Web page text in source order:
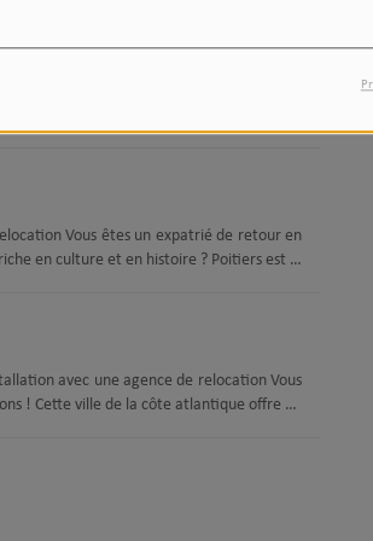
ville que vous ne connaissez pas bien.
cet article, nous......
avec une agence de relocation
Est. Elle est connue pour sa beauté
vous êtes un expatrié ou un investisseur,
Vous êtes un expatrié de retour en
en culture et en histoire ? Poitiers est la
avec une agence de relocation Vous
! Cette ville de la côte atlantique offre un